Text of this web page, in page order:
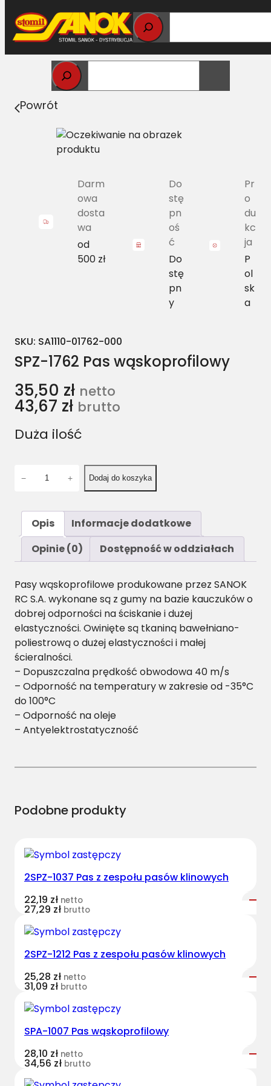
Przejdź
do
treści
Strona główna>
Powrót
Darm
owa
dosta
wa
od
500 zł
Do
stę
pn
oś
ć
Do
stę
pn
y
Pr
o
du
kc
ja
P
ol
sk
a
SKU: SA1110-01762-000
SPZ-1762 Pas wąskoprofilowy
35,50 zł netto
43,67 zł brutto
Duża ilość
P
-
1
7
6
2
P
a
s
w
ą
s
o
− + Dodaj do koszyka
Opis
Informacje dodatkowe
Opinie (0)
Dostępność w oddziałach
Pasy wąskoprofilowe produkowane przez SANOK
RC S.A. wykonane są z gumy na bazie kauczuków o
dobrej odporności na ściskanie i dużej
elastyczności. Owinięte są tkaniną bawełniano-
poliestrową o dużej elastyczności i małej
ścieralności.
– Dopuszczalna prędkość obwodowa 40 m/s
– Odporność na temperatury w zakresie od -35°C
do 100°C
– Odporność na oleje
– Antyelektrostatyczność
Podobne produkty
2SPZ-1037 Pas z zespołu pasów klinowych
22,19 zł netto
27,29 zł brutto
2SPZ-1212 Pas z zespołu pasów klinowych
25,28 zł netto
31,09 zł brutto
SPA-1007 Pas wąskoprofilowy
28,10 zł netto
34,56 zł brutto